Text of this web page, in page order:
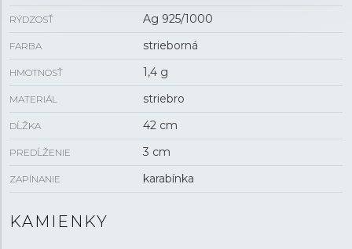
RÝDZOSŤ Ag 925/1000
FARBA strieborná
HMOTNOSŤ 1,4 g
MATERIÁL striebro
DĹŽKA 42 cm
PREDĹŽENIE 3 cm
ZAPÍNANIE karabínka
KAMIENKY